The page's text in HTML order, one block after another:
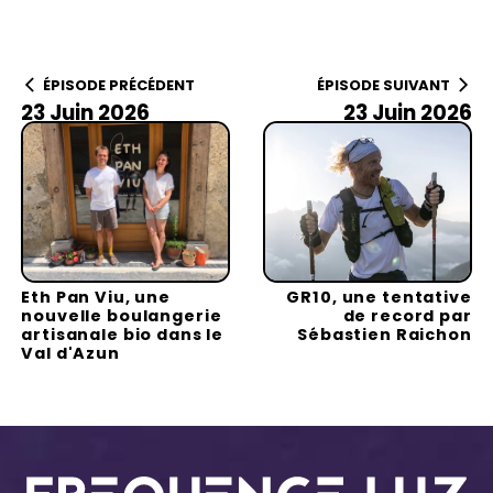
ÉPISODE PRÉCÉDENT
23 Juin 2026
Eth Pan Viu, une
nouvelle boulangerie
artisanale bio dans le
Val d'Azun
ÉPISODE SUIVANT
23 Juin 2026
GR10, une tentative
de record par
Sébastien Raichon